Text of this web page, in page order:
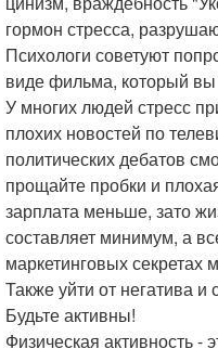
гормон стресса,
Психологи советуют
виде фильма, который
У многих людей стресс
плохих новостей по
политических дебатов
прощайте пробки и
зарплата меньше, зато
составляет минимум, а
маркетинговых секретах
Также уйти от негатива
Будьте активны!
Физическая активность